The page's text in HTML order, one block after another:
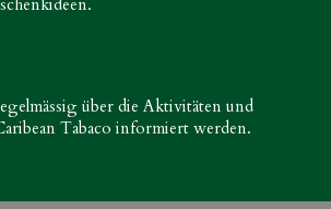
über die Aktivitäten und
Tabaco informiert werden.